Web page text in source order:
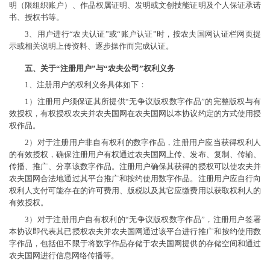
明（限组织账户）、作品权属证明、发明或文创技能证明及个人保证承诺
书、授权书等。
3、用户进行“农夫认证”或“账户认证”时，按农夫国网认证栏网页提
示或相关说明上传资料、逐步操作而完成认证。
五、关于“注册用户”与“农夫公司”权利义务
1、注册用户的权利义务具体如下：
1）注册用户须保证其所提供“无争议版权数字作品”的完整版权与有
效授权，有权授权农夫并农夫国网在农夫国网以本协议约定的方式使用授
权作品。
2）对于注册用户非自有权利的数字作品，注册用户应当获得权利人
的有效授权，确保注册用户有权通过农夫国网上传、发布、复制、传输、
传播、推广、分享该数字作品。注册用户确保其获得的授权可以使农夫并
农夫国网合法地通过其平台推广和按约使用数字作品。注册用户应自行向
权利人支付可能存在的许可费用、版税以及其它应缴费用以获取权利人的
有效授权。
3）对于注册用户自有权利的“无争议版权数字作品”，注册用户签署
本协议即代表其已授权农夫并农夫国网通过该平台进行推广和按约使用数
字作品，包括但不限于将数字作品存储于农夫国网提供的存储空间和通过
农夫国网进行信息网络传播等。